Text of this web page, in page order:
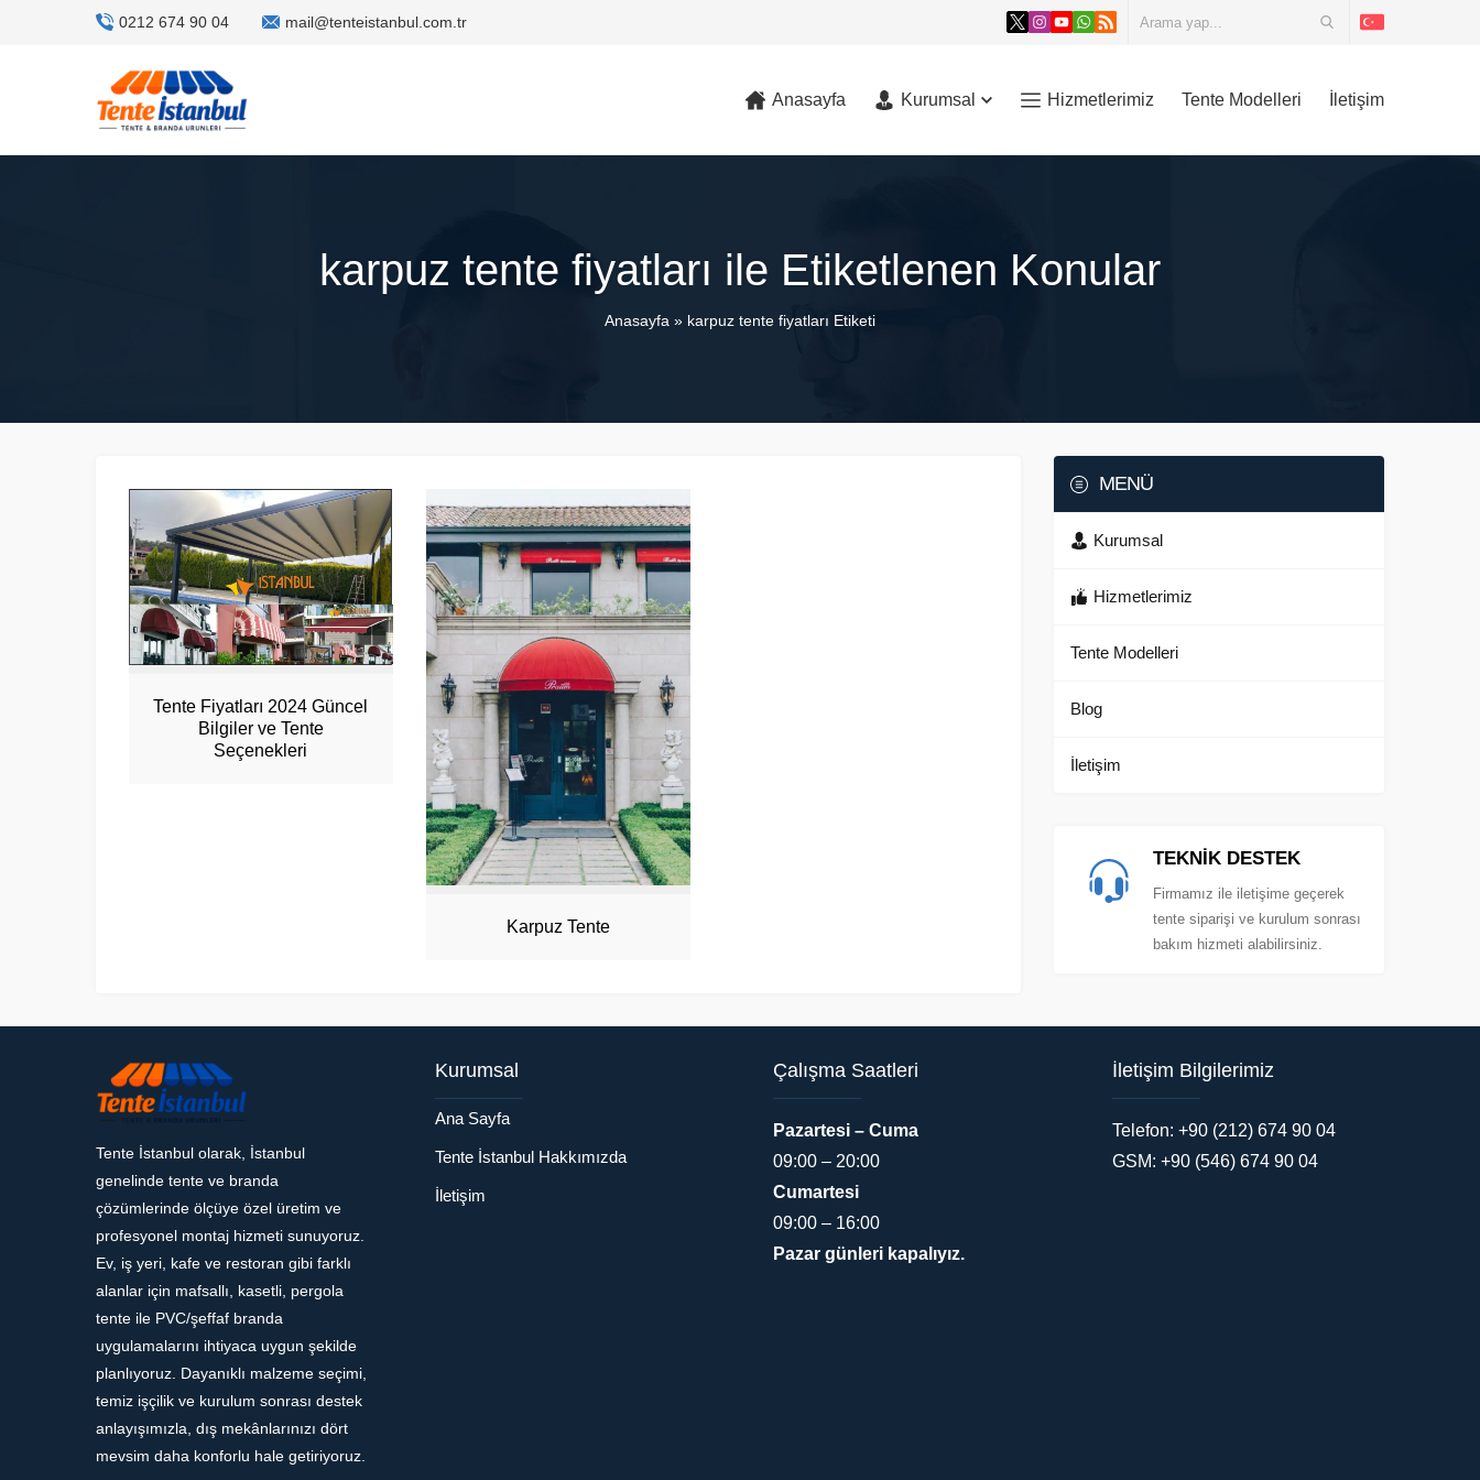
0212 674 90 04 mail@tenteistanbul.com.tr
Anasayfa Kurumsal Hizmetlerimiz Tente Modelleri İletişim
karpuz tente fiyatları ile Etiketlenen Konular
Anasayfa » karpuz tente fiyatları Etiketi
Tente Fiyatları 2024 Güncel
Bilgiler ve Tente
Seçenekleri
Karpuz Tente
MENÜ
Kurumsal
Hizmetlerimiz
Tente Modelleri
Blog
İletişim
TEKNİK DESTEK
Firmamız ile iletişime geçerek
tente siparişi ve kurulum sonrası
bakım hizmeti alabilirsiniz.
Tente İstanbul olarak, İstanbul
genelinde tente ve branda
çözümlerinde ölçüye özel üretim ve
profesyonel montaj hizmeti sunuyoruz.
Ev, iş yeri, kafe ve restoran gibi farklı
alanlar için mafsallı, kasetli, pergola
tente ile PVC/şeffaf branda
uygulamalarını ihtiyaca uygun şekilde
planlıyoruz. Dayanıklı malzeme seçimi,
temiz işçilik ve kurulum sonrası destek
anlayışımızla, dış mekânlarınızı dört
mevsim daha konforlu hale getiriyoruz.
Kurumsal
Ana Sayfa
Tente İstanbul Hakkımızda
İletişim
Çalışma Saatleri
Pazartesi – Cuma
09:00 – 20:00
Cumartesi
09:00 – 16:00
Pazar günleri kapalıyız.
İletişim Bilgilerimiz
Telefon: +90 (212) 674 90 04
GSM: +90 (546) 674 90 04